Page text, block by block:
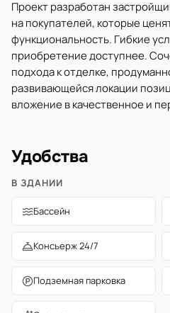
Проект разработан
на покупателей, которые
функциональность. Гибкие
приобретение доступнее.
подхода к отделке,
развивающейся локации
вложение в качественное и
Удобства
В ЗДАНИИ
Бассейн
Консьерж 24/7
Подземная парковка